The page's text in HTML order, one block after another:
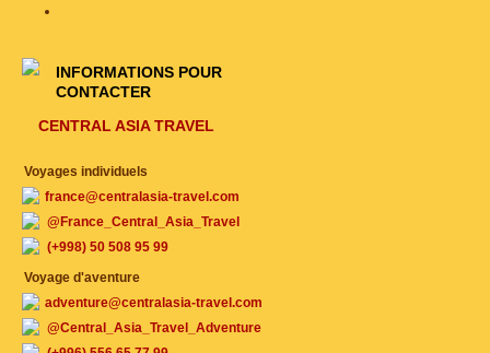
INFORMATIONS POUR
CONTACTER
CENTRAL ASIA TRAVEL
Voyages individuels
france@centralasia-travel.com
@France_Central_Asia_Travel
(+998) 50 508 95 99
Voyage d'aventure
adventure@centralasia-travel.com
@Central_Asia_Travel_Adventure